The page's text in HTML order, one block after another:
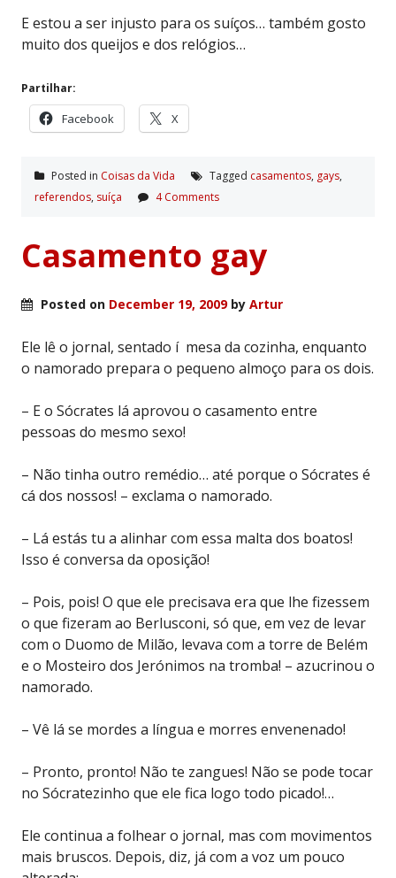
E estou a ser injusto para os suíços… também gosto
muito dos queijos e dos relógios…
Partilhar:
Facebook X
Posted in Coisas da Vida Tagged casamentos, gays,
referendos, suí­ça 4 Comments
Casamento gay
Posted on December 19, 2009by Artur
Ele lê o jornal, sentado í mesa da cozinha, enquanto
o namorado prepara o pequeno almoço para os dois.
– E o Sócrates lá aprovou o casamento entre
pessoas do mesmo sexo!
– Não tinha outro remédio… até porque o Sócrates é
cá dos nossos! – exclama o namorado.
– Lá estás tu a alinhar com essa malta dos boatos!
Isso é conversa da oposição!
– Pois, pois! O que ele precisava era que lhe fizessem
o que fizeram ao Berlusconi, só que, em vez de levar
com o Duomo de Milão, levava com a torre de Belém
e o Mosteiro dos Jerónimos na tromba! – azucrinou o
namorado.
– Vê lá se mordes a língua e morres envenenado!
– Pronto, pronto! Não te zangues! Não se pode tocar
no Sócratezinho que ele fica logo todo picado!…
Ele continua a folhear o jornal, mas com movimentos
mais bruscos. Depois, diz, já com a voz um pouco